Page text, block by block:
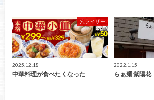
穴ライザー
2025.12.18
中華料理が食べたくなった
2022.1.15
らぁ麺 紫陽花